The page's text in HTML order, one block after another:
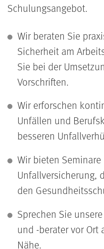
Schulungsangebot.
Wir beraten Sie
Sicherheit am
Sie bei der
Vorschriften.
Wir erforschen
Unfällen und
besseren
Wir bieten
Unfallversicherung,
den
Sprechen Sie
und -berater vor Ort
Nähe.